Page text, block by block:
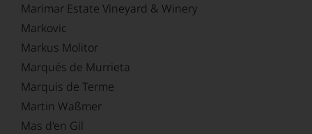
Marimar Estate Vineyard & Winery
Markovic
Markus Molitor
Marqués de Murrieta
Marquis de Terme
Martin Waßmer
Mas d'en Gil